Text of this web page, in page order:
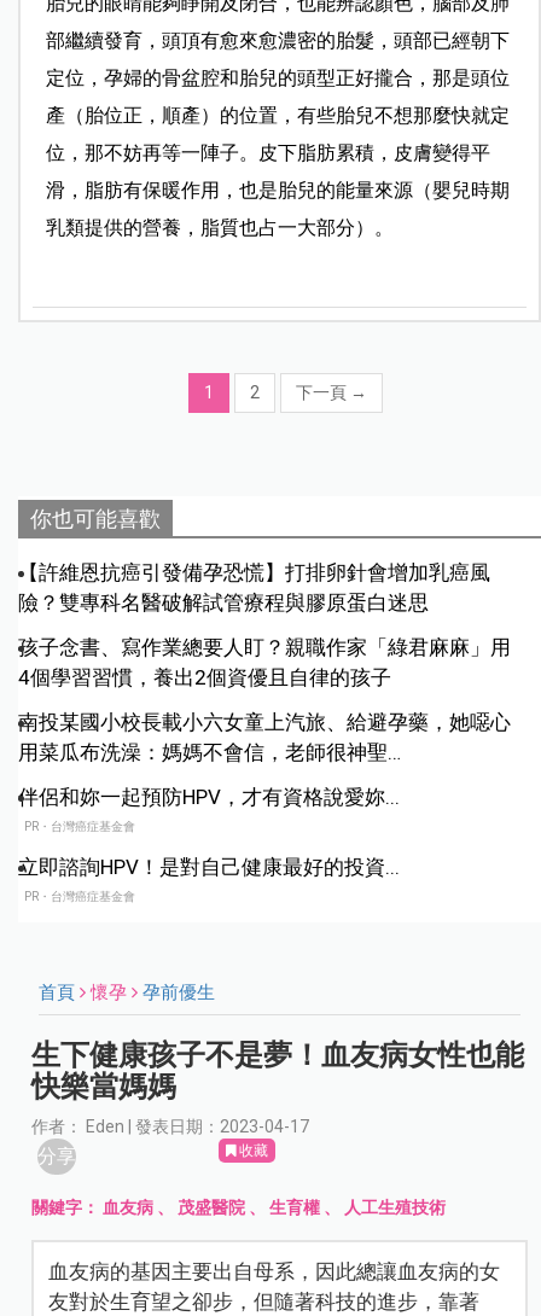
部繼續發育，頭頂有愈來愈濃密的胎髮，頭部已經朝下
定位，孕婦的骨盆腔和胎兒的頭型正好攏合，那是頭位
產（胎位正，順產）的位置，有些胎兒不想那麼快就定
位，那不妨再等一陣子。皮下脂肪累積，皮膚變得平
滑，脂肪有保暖作用，也是胎兒的能量來源（嬰兒時期
乳類提供的營養，脂質也占一大部分）。
1 2 下一頁 →
你也可能喜歡
【許維恩抗癌引發備孕恐慌】打排卵針會增加乳癌風
險？雙專科名醫破解試管療程與膠原蛋白迷思
孩子念書、寫作業總要人盯？親職作家「綠君麻麻」用
4個學習習慣，養出2個資優且自律的孩子
南投某國小校長載小六女童上汽旅、給避孕藥，她噁心
用菜瓜布洗澡：媽媽不會信，老師很神聖…
伴侶和妳一起預防HPV，才有資格說愛妳...
PR・台灣癌症基金會
立即諮詢HPV！是對自己健康最好的投資...
PR・台灣癌症基金會
首頁 懷孕 孕前優生
生下健康孩子不是夢！血友病女性也能
快樂當媽媽
作者： Eden | 發表日期：2023-04-17
分享 收藏
關鍵字： 血友病 、 茂盛醫院 、生育權 、 人工生殖技術
血友病的基因主要出自母系，因此總讓血友病的女
友對於生育望之卻步，但隨著科技的進步，靠著